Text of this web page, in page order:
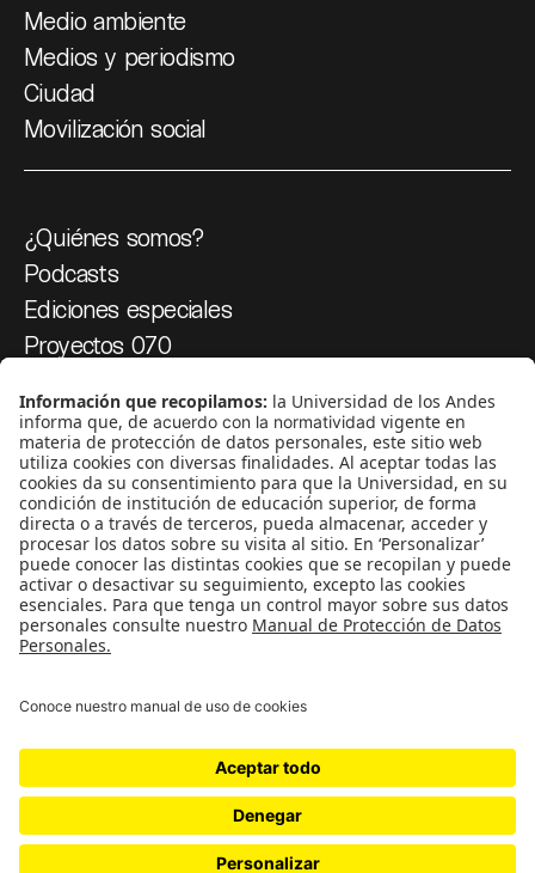
Medio ambiente
Medios y periodismo
Ciudad
Movilización social
¿Quiénes somos?
Podcasts
Ediciones especiales
Proyectos 070
SÍGUENOS
¿Quieres escribir en 070?
CONTÁCTANOS
cerosetenta@uniandes.edu.co